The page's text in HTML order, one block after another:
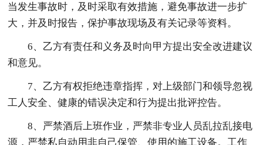
当发生事故时，及时采取有效措施，避免事故进一步扩
大，并及时报告，保护事故现场及有关记录等资料。
6、乙方有责任和义务及时向甲方提出安全改进建议
和意见。
7、乙方有权拒绝违章指挥，对上级部门和领导忽视
工人安全、健康的错误决定和行为提出批评控告。
8、严禁酒后上班作业，严禁非专业人员乱拉乱接电
源，严禁私自动用非自己保管、使用的施工设备。工作